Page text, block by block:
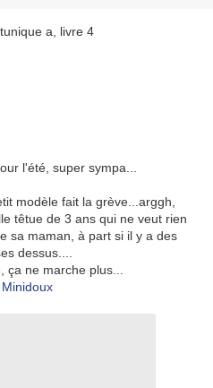
a, livre 4
l'été, super sympa...
modèle fait la grève...arggh,
têtue de 3 ans qui ne veut rien
sa maman, à part si il y a des
dessus....
ça ne marche plus...